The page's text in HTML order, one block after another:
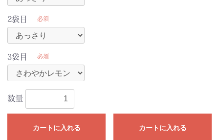
2袋目 必須
3袋目 必須
数量
カートに入れる カートに入れる